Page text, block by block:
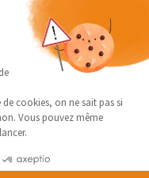
cookies, on ne sait pas si
Vous pouvez même